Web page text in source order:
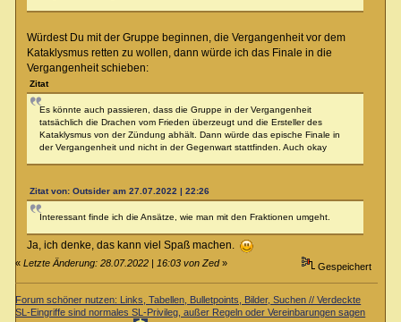
Würdest Du mit der Gruppe beginnen, die Vergangenheit vor dem
Kataklysmus retten zu wollen, dann würde ich das Finale in die
Vergangenheit schieben:
Zitat
Es könnte auch passieren, dass die Gruppe in der Vergangenheit
tatsächlich die Drachen vom Frieden überzeugt und die Ersteller des
Kataklysmus von der Zündung abhält. Dann würde das epische Finale in
der Vergangenheit und nicht in der Gegenwart stattfinden. Auch okay
Zitat von: Outsider am 27.07.2022 | 22:26
Interessant finde ich die Ansätze, wie man mit den Fraktionen umgeht.
Ja, ich denke, das kann viel Spaß machen.
«Letzte Änderung: 28.07.2022 | 16:03 von Zed» Gespeichert
Forum schöner nutzen: Links, Tabellen, Bulletpoints, Bilder, Suchen // Verdeckte
SL-Eingriffe sind normales SL-Privileg, außer Regeln oder Vereinbarungen sagen